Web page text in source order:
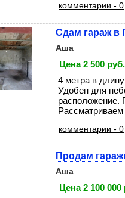
комментарии - 0
Сдам гараж в
Аша
Цена 2 500 руб.
4 метра в
Удобен для
расположение.
Рассматриваем
комментарии - 0
Продам
Аша
Цена 2 100 000